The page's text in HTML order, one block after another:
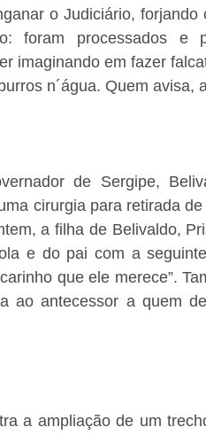
o Judiciário, forjando
foram processados e
imaginando em fazer
n´água. Quem avisa,
de Sergipe,
cirurgia para retirada
a filha de Belivaldo,
e do pai com a
que ele merece”.
ao antecessor a quem
a ampliação de um